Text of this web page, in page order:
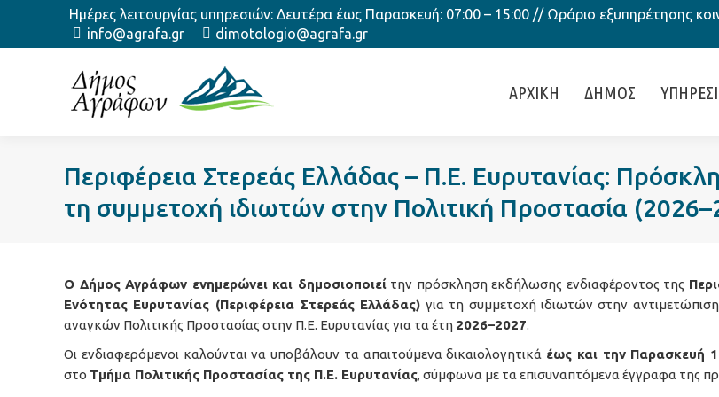
Ημέρες λειτουργίας υπηρεσιών: Δευτέρα έως Παρασκευή: 07:00 – 15:00 // Ωράριο εξυπηρέτησης
info@agrafa.gr
dimotologio@agrafa.gr
ΑΡΧΙΚΗ ΔΗΜΟΣ
Περιφέρεια Στερεάς Ελλάδας – Π.Ε. Ευρυτανίας:
τη συμμετοχή ιδιωτών στην Πολιτική Προστασία
Ο Δήμος Αγράφων ενημερώνει και δημοσιοποιείτην πρόσκληση εκδήλωσης ενδιαφέροντος της
Ενότητας Ευρυτανίας (Περιφέρεια Στερεάς Ελλάδας) για τη συμμετοχή ιδιωτών στην
αναγκών Πολιτικής Προστασίας στην Π.Ε. Ευρυτανίας για τα έτη 2026–2027.
Οι ενδιαφερόμενοι καλούνται να υποβάλουν τα απαιτούμενα δικαιολογητικά έως και την Παρασκευή
στο Τμήμα Πολιτικής Προστασίας της Π.Ε. Ευρυτανίας, σύμφωνα με τα επισυναπτόμενα έγγραφα της